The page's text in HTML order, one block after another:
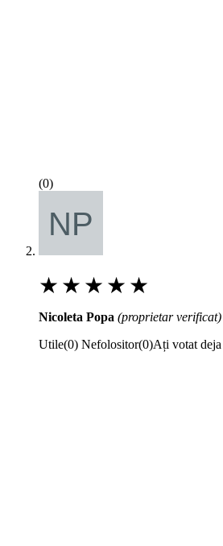
(0)
★ ★ ★ ★ ★
Nicoleta Popa (proprietar verificat)
Utile(0) Nefolositor(0)Ați votat deja